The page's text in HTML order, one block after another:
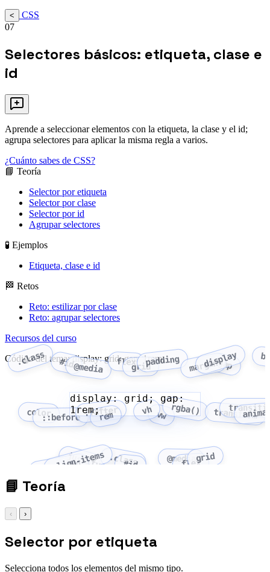
<
CSS
07
Selectores básicos: etiqueta, clase e
id
Aprende a seleccionar elementos con la etiqueta, la clase y el id;
agrupa selectores para aplicar la misma regla a varios.
¿Cuánto sabes de CSS?
📘 Teoría
Selector por etiqueta
Selector por clase
Selector por id
Agrupar selectores
🧪 Ejemplos
Etiqueta, clase e id
🏁 Retos
Reto: estilizar por clase
Reto: agrupar selectores
Recursos del curso
Código del tema: display: grid; gap: 1rem;
.class #id@media flexgridpadding margindisplay
gap
color::before ::after
rem vh vw rgba() transform
flex-wrap
align-items
justify-content
.class
#id
@mediaflexgrid
display: grid; gap:
1rem;
📘 Teoría
‹ ›
Selector por etiqueta
Selecciona todos los elementos del mismo tipo.